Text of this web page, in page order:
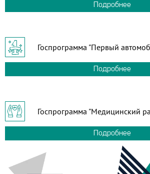
Подробнее
Госпрограмма "Первый
Подробнее
Госпрограмма "Медицинский
Подробнее